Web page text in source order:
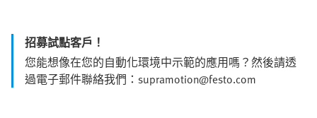
招募試點客戶！
您能想像在您的自動化環境中示範的應用嗎？然後請透
過電子郵件聯絡我們：supramotion@festo.com